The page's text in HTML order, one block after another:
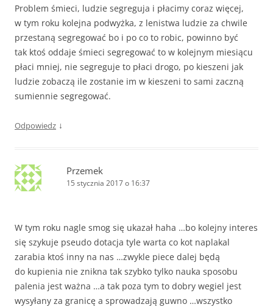
Problem śmieci, ludzie segreguja i płacimy coraz więcej,
w tym roku kolejna podwyżka, z lenistwa ludzie za chwile
przestaną segregować bo i po co to robic, powinno być
tak ktoś oddaje śmieci segregować to w kolejnym miesiącu
płaci mniej, nie segreguje to płaci drogo, po kieszeni jak
ludzie zobaczą ile zostanie im w kieszeni to sami zaczną
sumiennie segregować.
Odpowiedz ↓
Przemek
15 stycznia 2017 o 16:37
W tym roku nagle smog się ukazał haha …bo kolejny interes
się szykuje pseudo dotacja tyle warta co kot naplakal
zarabia ktoś inny na nas …zwykle piece dalej będą
do kupienia nie znikna tak szybko tylko nauka sposobu
palenia jest ważna …a tak poza tym to dobry wegiel jest
wysyłany za granicę a sprowadzają guwno …wszystko